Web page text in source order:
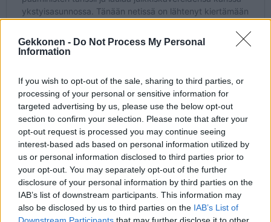
Gekkonen - Do Not Process My Personal
Information
If you wish to opt-out of the sale, sharing to third parties, or
processing of your personal or sensitive information for
targeted advertising by us, please use the below opt-out
section to confirm your selection. Please note that after your
opt-out request is processed you may continue seeing
interest-based ads based on personal information utilized by
us or personal information disclosed to third parties prior to
your opt-out. You may separately opt-out of the further
disclosure of your personal information by third parties on the
IAB’s list of downstream participants. This information may
also be disclosed by us to third parties on the IAB’s List of
Downstream Participants that may further disclose it to other